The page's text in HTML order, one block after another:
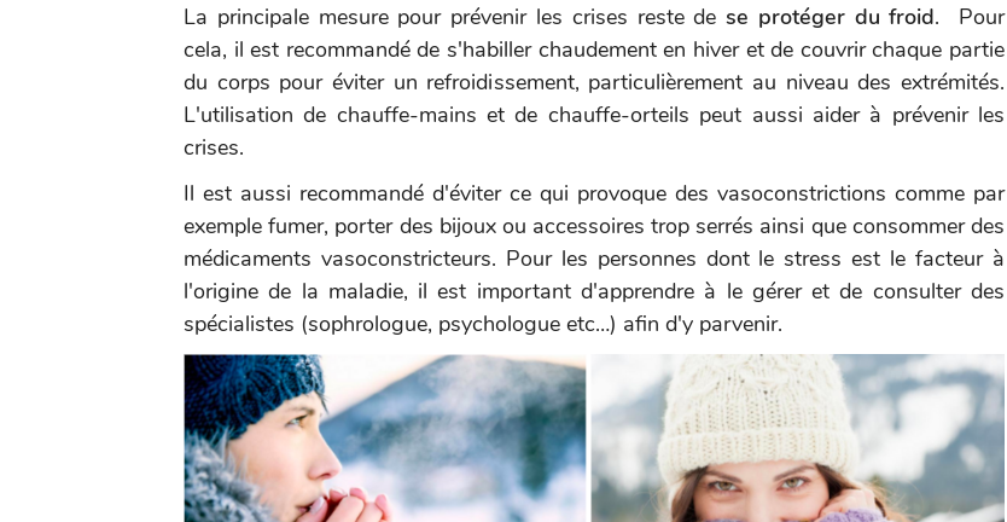
La principale mesure pour prévenir les crises reste dese protéger du froid. Pour
cela, il est recommandé de s'habiller chaudement en hiver et de couvrir chaque partie
du corps pour éviter un refroidissement, particulièrement au niveau des extrémités.
L'utilisation de chauffe-mains et de chauffe-orteils peut aussi aider à prévenir les
crises.
Il est aussi recommandé d'éviter ce qui provoque des vasoconstrictions comme par
exemple fumer, porter des bijoux ou accessoires trop serrés ainsi que consommer des
médicaments vasoconstricteurs. Pour les personnes dont le stress est le facteur à
l'origine de la maladie, il est important d'apprendre à le gérer et de consulter des
spécialistes (sophrologue, psychologue etc…) afin d'y parvenir.